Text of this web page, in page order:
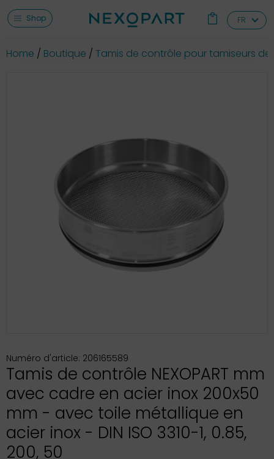
Shop FR
Home Boutique Tamis de contrôle pour tamiseurs
Numéro d'article: 206165589
Tamis de contrôle NEXOPART mm
avec cadre en acier inox 200x50
mm - avec toile métallique en
acier inox - DIN ISO 3310-1, 0.85,
200, 50